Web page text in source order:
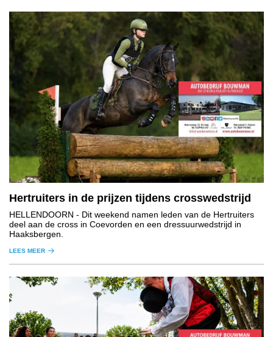
Hertruiters in de prijzen tijdens crosswedstrijd
HELLENDOORN - Dit weekend namen leden van de Hertruiters
deel aan de cross in Coevorden en een dressuurwedstrijd in
Haaksbergen.
LEES MEER